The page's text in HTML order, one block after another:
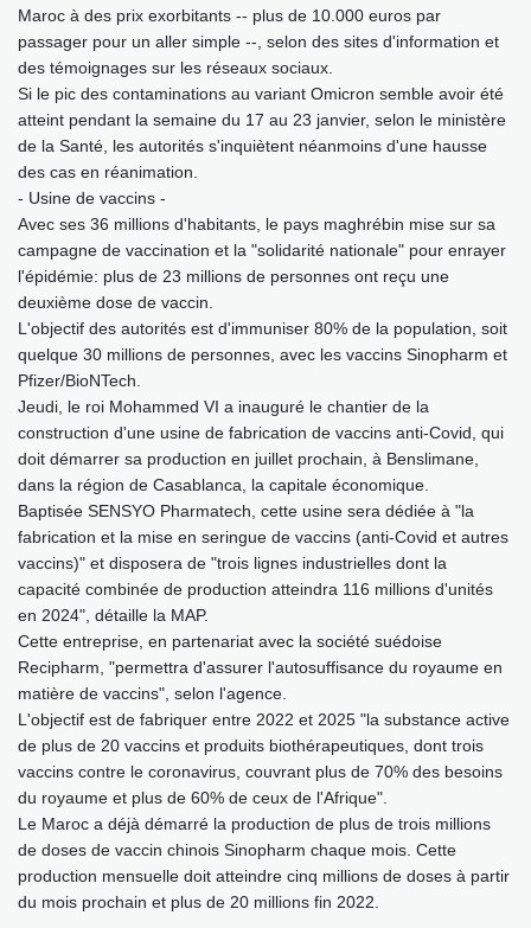
Maroc à des prix exorbitants -- plus de 10.000 euros par
passager pour un aller simple --, selon des sites d'information et
des témoignages sur les réseaux sociaux.
Si le pic des contaminations au variant Omicron semble avoir été
atteint pendant la semaine du 17 au 23 janvier, selon le ministère
de la Santé, les autorités s'inquiètent néanmoins d'une hausse
des cas en réanimation.
- Usine de vaccins -
Avec ses 36 millions d'habitants, le pays maghrébin mise sur sa
campagne de vaccination et la "solidarité nationale" pour enrayer
l'épidémie: plus de 23 millions de personnes ont reçu une
deuxième dose de vaccin.
L'objectif des autorités est d'immuniser 80% de la population, soit
quelque 30 millions de personnes, avec les vaccins Sinopharm et
Pfizer/BioNTech.
Jeudi, le roi Mohammed VI a inauguré le chantier de la
construction d'une usine de fabrication de vaccins anti-Covid, qui
doit démarrer sa production en juillet prochain, à Benslimane,
dans la région de Casablanca, la capitale économique.
Baptisée SENSYO Pharmatech, cette usine sera dédiée à "la
fabrication et la mise en seringue de vaccins (anti-Covid et autres
vaccins)" et disposera de "trois lignes industrielles dont la
capacité combinée de production atteindra 116 millions d'unités
en 2024", détaille la MAP.
Cette entreprise, en partenariat avec la société suédoise
Recipharm, "permettra d'assurer l'autosuffisance du royaume en
matière de vaccins", selon l'agence.
L'objectif est de fabriquer entre 2022 et 2025 "la substance active
de plus de 20 vaccins et produits biothérapeutiques, dont trois
vaccins contre le coronavirus, couvrant plus de 70% des besoins
du royaume et plus de 60% de ceux de l'Afrique".
Le Maroc a déjà démarré la production de plus de trois millions
de doses de vaccin chinois Sinopharm chaque mois. Cette
production mensuelle doit atteindre cinq millions de doses à partir
du mois prochain et plus de 20 millions fin 2022.